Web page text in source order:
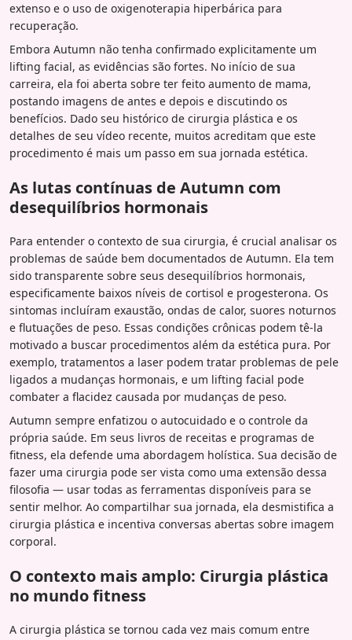
extenso e o uso de oxigenoterapia hiperbárica para
recuperação.
Embora Autumn não tenha confirmado explicitamente um
lifting facial, as evidências são fortes. No início de sua
carreira, ela foi aberta sobre ter feito aumento de mama,
postando imagens de antes e depois e discutindo os
benefícios. Dado seu histórico de cirurgia plástica e os
detalhes de seu vídeo recente, muitos acreditam que este
procedimento é mais um passo em sua jornada estética.
As lutas contínuas de Autumn com
desequilíbrios hormonais
Para entender o contexto de sua cirurgia, é crucial analisar os
problemas de saúde bem documentados de Autumn. Ela tem
sido transparente sobre seus desequilíbrios hormonais,
especificamente baixos níveis de cortisol e progesterona. Os
sintomas incluíram exaustão, ondas de calor, suores noturnos
e flutuações de peso. Essas condições crônicas podem tê-la
motivado a buscar procedimentos além da estética pura. Por
exemplo, tratamentos a laser podem tratar problemas de pele
ligados a mudanças hormonais, e um lifting facial pode
combater a flacidez causada por mudanças de peso.
Autumn sempre enfatizou o autocuidado e o controle da
própria saúde. Em seus livros de receitas e programas de
fitness, ela defende uma abordagem holística. Sua decisão de
fazer uma cirurgia pode ser vista como uma extensão dessa
filosofia — usar todas as ferramentas disponíveis para se
sentir melhor. Ao compartilhar sua jornada, ela desmistifica a
cirurgia plástica e incentiva conversas abertas sobre imagem
corporal.
O contexto mais amplo: Cirurgia plástica
no mundo fitness
A cirurgia plástica se tornou cada vez mais comum entre